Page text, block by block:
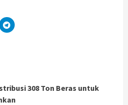
308 Ton Beras untuk